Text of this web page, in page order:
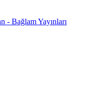
- Bağlam Yayınları